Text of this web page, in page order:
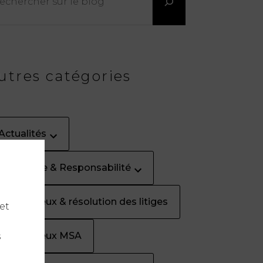
catégories
Assurance & Responsabilité
Contentieux & résolution des litiges
MSA